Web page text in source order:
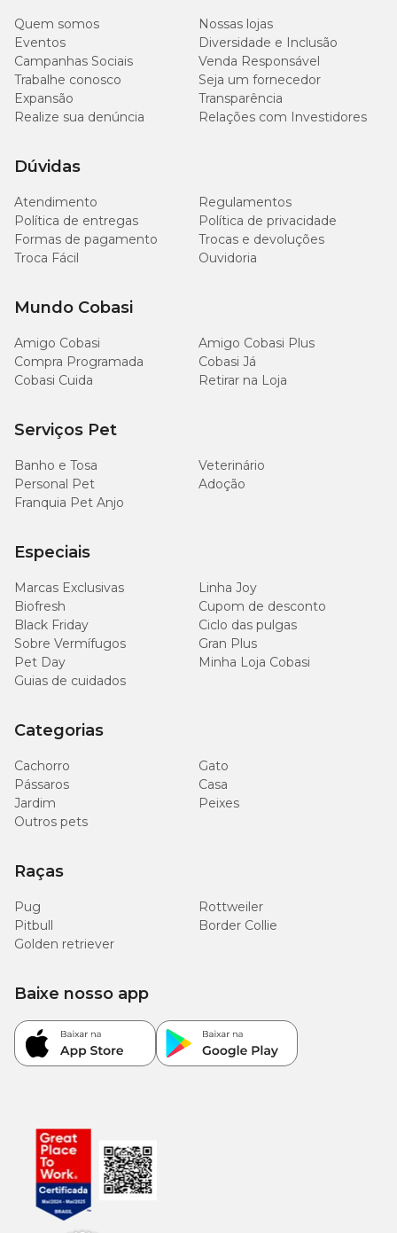
Qual a eficácia do Bravecto Transdermal cachorro
1000mg?
peso corpóreo de 20 a 40kg. O antipulgas é responsável por
atacar carrapatos (formas adultas e jovens) e pulgas. Após a
respectivamente.
Oantipulgas Bravecto Transdermal para cachorro de 20 a
40kgtambém tem como vantagem a proteção garantida por
ambiente em que o pet tem acesso.
O banho frequente diminui a eficácia de Bravecto?
Não, porque Bravecto é um produto sistêmico não sofrendo
risco de diminuição de eficácia.
Bravecto Transdermal para cachorro de 20 a 40kg com
preço bom é aqui
cachorro de 20 a 40kg com preço imperdível
online, você encontra o antipulgas com as melhores condições!
Quem somos
Nossas lojas
Eventos
Diversidade e Inclusão
Campanhas Sociais
Venda Responsável
Trabalhe conosco
Seja um fornecedor
Expansão
Transparência
Realize sua denúncia
Relações com Investidores
Dúvidas
Atendimento
Regulamentos
Política de entregas
Política de privacidade
Formas de pagamento
Trocas e devoluções
Troca Fácil
Ouvidoria
Mundo Cobasi
Amigo Cobasi
Amigo Cobasi Plus
Compra Programada
Cobasi Já
Cobasi Cuida
Retirar na Loja
Serviços Pet
Banho e Tosa
Veterinário
Personal Pet
Adoção
Franquia Pet Anjo
Especiais
Marcas Exclusivas
Linha Joy
Biofresh
Cupom de desconto
Black Friday
Ciclo das pulgas
Sobre Vermífugos
Gran Plus
Pet Day
Minha Loja Cobasi
Guias de cuidados
Categorias
Cachorro
Gato
Pássaros
Casa
Jardim
Peixes
Outros pets
Raças
Pug
Rottweiler
Pitbull
Border Collie
Golden retriever
Baixe nosso app